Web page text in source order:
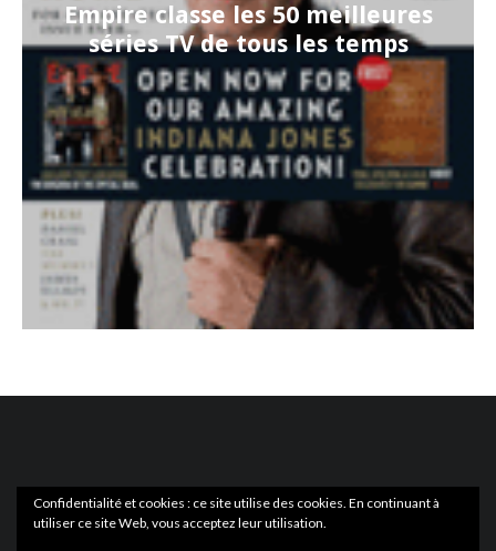
Empire classe les 50 meilleures
séries TV de tous les temps
Confidentialité et cookies : ce site utilise des cookies. En continuant à
utiliser ce site Web, vous acceptez leur utilisation.